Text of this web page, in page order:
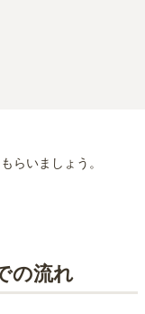
らいましょう。
の流れ